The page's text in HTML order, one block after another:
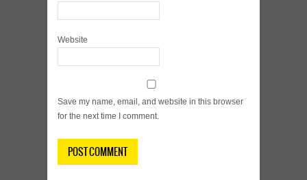
Website
Save my name, email, and website in this browser
for the next time I comment.